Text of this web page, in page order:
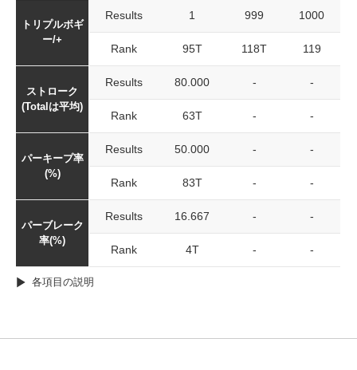
トリプルボギ
ー/+
Results 1 999 1000
Rank 95T 118T 119
ストローク
(Totalは平均)
Results 80.000 - -
Rank 63T - -
パーキープ率
(%)
Results 50.000 - -
Rank 83T - -
パーブレーク
率(%)
Results 16.667 - -
Rank 4T - -
各項目の説明